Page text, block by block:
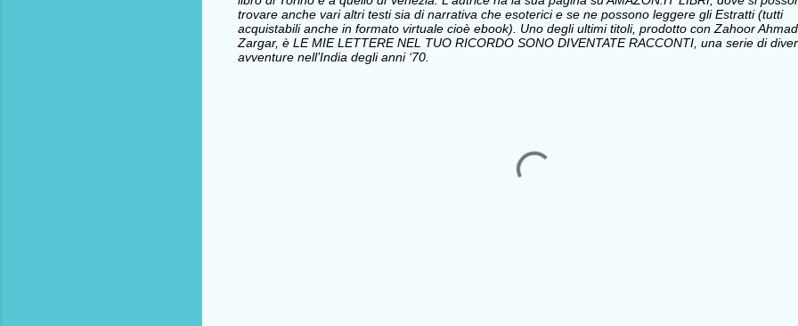
trovare anche vari altri testi sia di narrativa che esoterici e se ne possono leggere gli Estratti (tutti
acquistabili anche in formato virtuale cioè ebook). Uno degli ultimi titoli, prodotto con Zahoor Ahmad
Zargar, è LE MIE LETTERE NEL TUO RICORDO SONO DIVENTATE RACCONTI, una serie di
avventure nell’India degli anni ‘70.